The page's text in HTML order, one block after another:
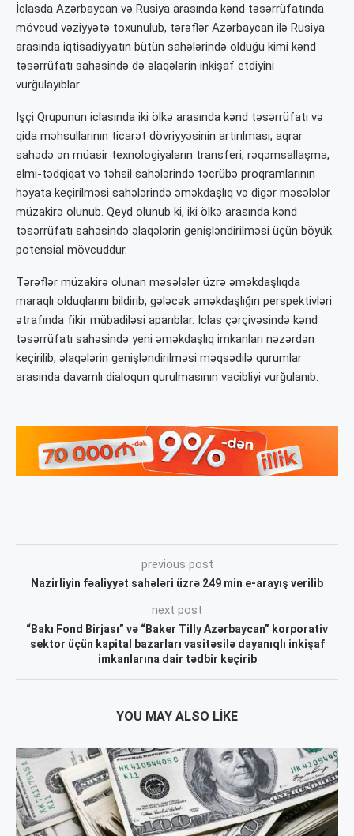
İclasda Azərbaycan və Rusiya arasında kənd təsərrüfatında
mövcud vəziyyətə toxunulub, tərəflər Azərbaycan ilə Rusiya
arasında iqtisadiyyatın bütün sahələrində olduğu kimi kənd
təsərrüfatı sahəsində də əlaqələrin inkişaf etdiyini
vurğulayıblar.
İşçi Qrupunun iclasında iki ölkə arasında kənd təsərrüfatı və
qida məhsullarının ticarət dövriyyəsinin artırılması, aqrar
sahədə ən müasir texnologiyaların transferi, rəqəmsallaşma,
elmi-tədqiqat və təhsil sahələrində təcrübə proqramlarının
həyata keçirilməsi sahələrində əməkdaşlıq və digər məsələlər
müzakirə olunub. Qeyd olunub ki, iki ölkə arasında kənd
təsərrüfatı sahəsində əlaqələrin genişləndirilməsi üçün böyük
potensial mövcuddur.
Tərəflər müzakirə olunan məsələlər üzrə əməkdaşlıqda
maraqlı olduqlarını bildirib, gələcək əməkdaşlığın perspektivləri
ətrafında fikir mübadiləsi aparıblar. İclas çərçivəsində kənd
təsərrüfatı sahəsində yeni əməkdaşlıq imkanları nəzərdən
keçirilib, əlaqələrin genişləndirilməsi məqsədilə qurumlar
arasında davamlı dialoqun qurulmasının vacibliyi vurğulanıb.
previous post
Nazirliyin fəaliyyət sahələri üzrə 249 min e-arayış verilib
next post
“Bakı Fond Birjası” və “Baker Tilly Azərbaycan” korporativ
sektor üçün kapital bazarları vasitəsilə dayanıqlı inkişaf
imkanlarına dair tədbir keçirib
YOU MAY ALSO LIKE